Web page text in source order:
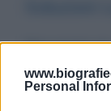
Personal
Messaggio
Giovedì 4